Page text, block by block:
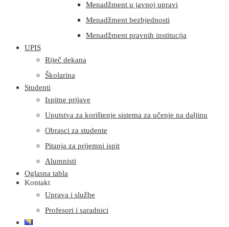
Menadžment u javnoj upravi
Menadžment bezbjednosti
Menadžment pravnih institucija
UPIS
Riječ dekana
Školarina
Studenti
Ispitne prijave
Uputstva za korištenje sistema za učenje na daljinu
Obrasci za studente
Pitanja za prijemni ispit
Alumnisti
Oglasna tabla
Kontakt
Uprava i službe
Profesori i saradnici